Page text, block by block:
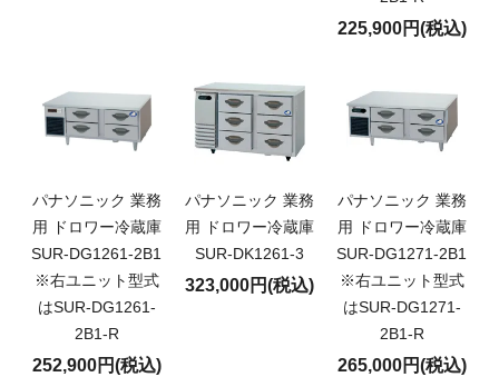
225,900円(税込)
パナソニック 業務
用 ドロワー冷蔵庫
SUR-DG1261-2B1
※右ユニット型式
はSUR-DG1261-
2B1-R
252,900円(税込)
パナソニック 業務
用 ドロワー冷蔵庫
SUR-DK1261-3
323,000円(税込)
パナソニック 業務
用 ドロワー冷蔵庫
SUR-DG1271-2B1
※右ユニット型式
はSUR-DG1271-
2B1-R
265,000円(税込)